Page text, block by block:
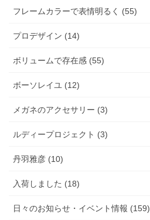
フレームカラーで表情明るく (55)
プロデザイン (14)
ボリュームで存在感 (55)
ボーソレイユ (12)
メガネのアクセサリー (3)
ルディープロジェクト (3)
丹羽雅彦 (10)
入荷しました (18)
日々のお知らせ・イベント情報 (159)